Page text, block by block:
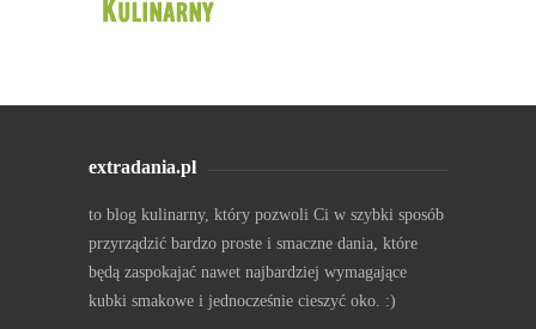
extradania.pl
to blog kulinarny, który pozwoli Ci w szybki sposób
przyrządzić bardzo proste i smaczne dania, które
będą zaspokajać nawet najbardziej wymagające
kubki smakowe i jednocześnie cieszyć oko. :)